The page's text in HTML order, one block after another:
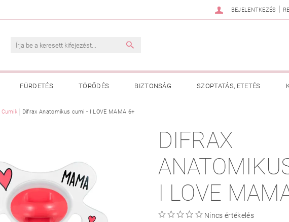
BEJELENTKEZÉS |
FÜRDETÉS TÖRŐDÉS BIZTONSÁG SZOPTATÁS, ETETÉS
VÁSÁRLÁSI FELTÉTELEK ADATKEZELÉSI TÁJÉKOZTATÓ
HASZNOS TANÁCSOK
Cumik Difrax Anatomikus cumi - I LOVE MAMA 6+
DIFRAX
I LOVE
Nincs értékelés